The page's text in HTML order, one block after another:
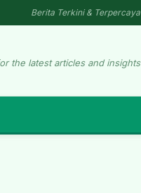
Berita Terkini & Terpercaya
the latest articles and insights